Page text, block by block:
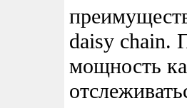
daisy chain.
мощность